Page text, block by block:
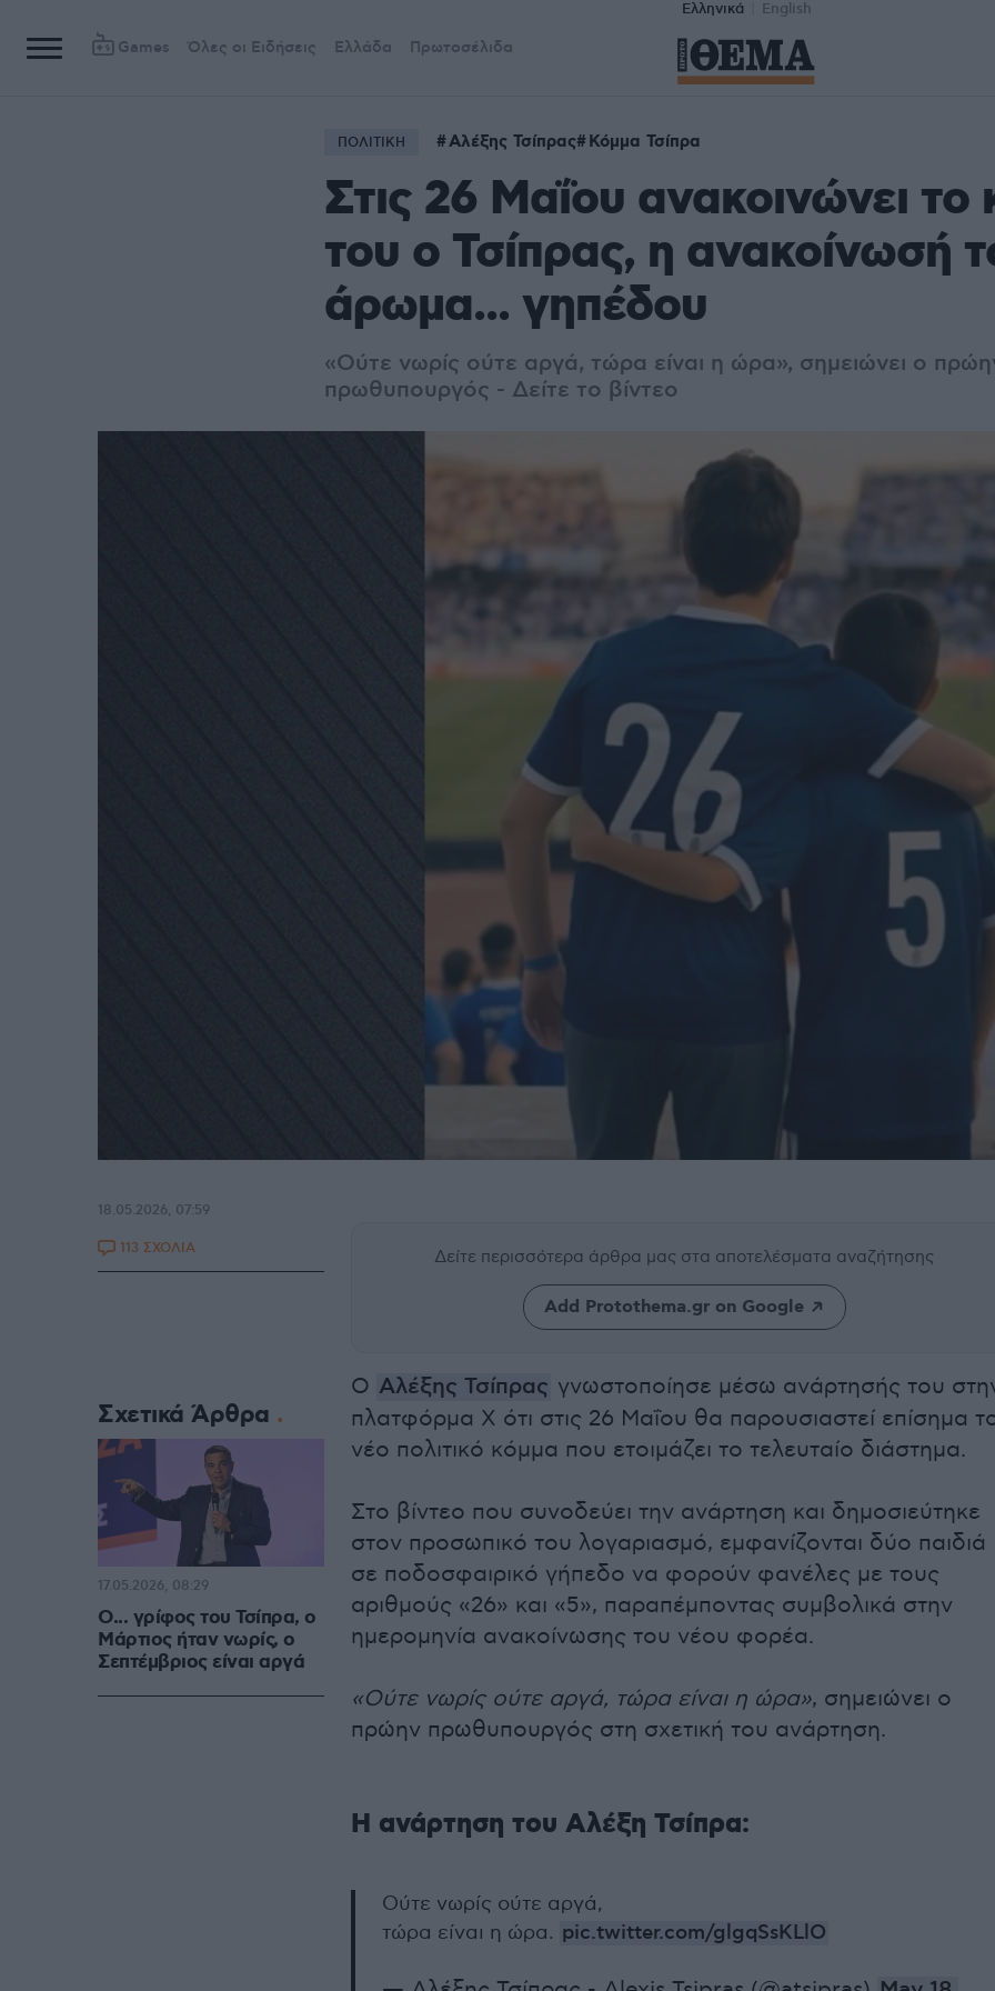
Ελληνικά English
Games Όλες οι Ειδήσεις Ελλάδα Πρωτοσέλιδα
ΠΟΛΙΤΙΚΗ Αλέξης Τσίπρας Κόμμα Τσίπρα
Στις 26 Μαΐου ανακοινώνει το
του ο Τσίπρας, η ανακοίνωσή
άρωμα... γηπέδου
«Ούτε νωρίς ούτε αργά, τώρα είναι η ώρα», σημειώνει ο
πρωθυπουργός - Δείτε το βίντεο
Δείτε περισσότερα άρθρα μας στα αποτελέσματα αναζήτησης
Add Protothema.gr on Google
Ο Αλέξης Τσίπρας γνωστοποίησε μέσω ανάρτησής του
πλατφόρμα Χ ότι στις 26 Μαΐου θα παρουσιαστεί επίσημα
νέο πολιτικό κόμμα που ετοιμάζει το τελευταίο διάστημα.
Στο βίντεο που συνοδεύει την ανάρτηση και δημοσιεύτηκε
στον προσωπικό του λογαριασμό, εμφανίζονται δύο παιδιά
σε ποδοσφαιρικό γήπεδο να φορούν φανέλες με τους
αριθμούς «26» και «5», παραπέμποντας συμβολικά στην
ημερομηνία ανακοίνωσης του νέου φορέα.
«Ούτε νωρίς ούτε αργά, τώρα είναι η ώρα», σημειώνει ο
πρώην πρωθυπουργός στη σχετική του ανάρτηση.
Η ανάρτηση του Αλέξη Τσίπρα:
Ούτε νωρίς ούτε αργά,
τώρα είναι η ώρα. pic.twitter.com/glgqSsKLlO
18.05.2026, 07:59
113 ΣΧΟΛΙΑ
Σχετικά Άρθρα
Ο... γρίφος του Τσίπρα, ο
Μάρτιος ήταν νωρίς, ο
Σεπτέμβριος είναι αργά
17.05.2026, 08:29